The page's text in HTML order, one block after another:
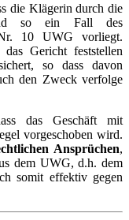
die Klägerin durch die
so ein Fall des
10 UWG vorliegt.
Gericht feststellen
so dass davon
den Zweck verfolge
das Geschäft mit
vorgeschoben wird.
Ansprüchen,
dem UWG, d.h. dem
somit effektiv gegen